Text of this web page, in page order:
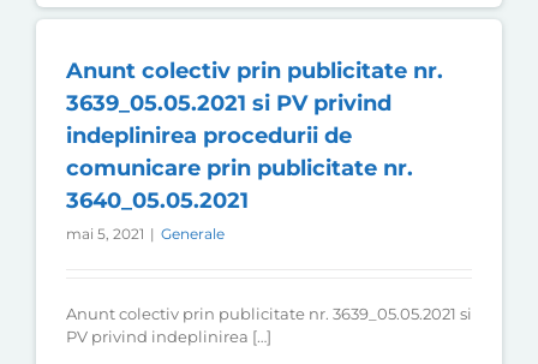
Anunt colectiv prin publicitate nr.
3639_05.05.2021 si PV privind
indeplinirea procedurii de
comunicare prin publicitate nr.
3640_05.05.2021
mai 5, 2021 | Generale
Anunt colectiv prin publicitate nr. 3639_05.05.2021 si
PV privind indeplinirea […]